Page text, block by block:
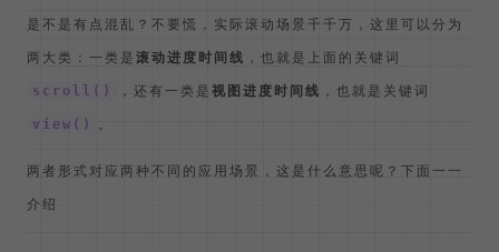
是不是有点混乱？不要慌，实际滚动场景千千万，这里可以分为
两大类：一类是 滚动进度时间线 ，也就是上面的关键词
scroll() ，还有一类是 视图进度时间线 ，也就是关键词
view()
两者形式对应两种不同的应用场景，这是什么意思呢？下面一一
介绍